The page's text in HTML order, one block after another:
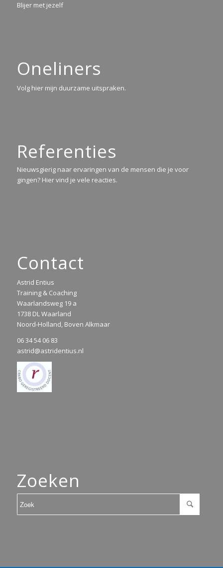
Blijer met jezelf
Oneliners
Volg hier mijn duurzame uitspraken.
Referenties
Nieuwsgierig naar ervaringen van de mensen die je voor
gingen? Hier vind je vele reacties.
Contact
Astrid Entius
Training & Coaching
Waarlandsweg 19 a
1738 DL Waarland
Noord-Holland, Boven Alkmaar
06 34 54 06 83
astrid@astridentius.nl
Zoeken